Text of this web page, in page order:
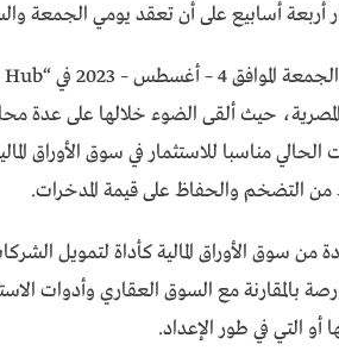
أربعة أسابيع على أن تعقد يومي الجمعة
حيث ألقى الضوء خلالها على عدة
الحالي مناسبا للاستثمار في سوق الأوراق
من التضخم والحفاظ على قيمة المدخرات.
سوق الأوراق المالية كأداة لتمويل
بالمقارنة مع السوق العقاري وأدوات
أو التي في طور الإعداد.